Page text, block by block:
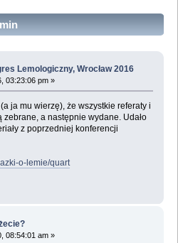
Lemologiczny, Wrocław 2016
03:23:06 pm »
ja mu wierzę), że wszystkie referaty i
zebrane, a następnie wydane. Udało
z poprzedniej konferencji
o-lemie/quart
08:54:01 am »